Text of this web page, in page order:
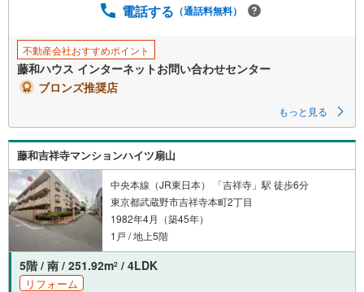
電話する （通話料無料）
不動産会社おすすめポイント
藤和ハウス インターネットお問い合わせセンター
ブロンズ推奨店
もっと見る
藤和吉祥寺マンションハイツ扇山
中央本線（JR東日本） 「吉祥寺」駅 徒歩6分
東京都武蔵野市吉祥寺本町2丁目
1982年4月（築45年）
1戸 / 地上5階
5階 / 南 / 251.92m2 / 4LDK
リフォーム